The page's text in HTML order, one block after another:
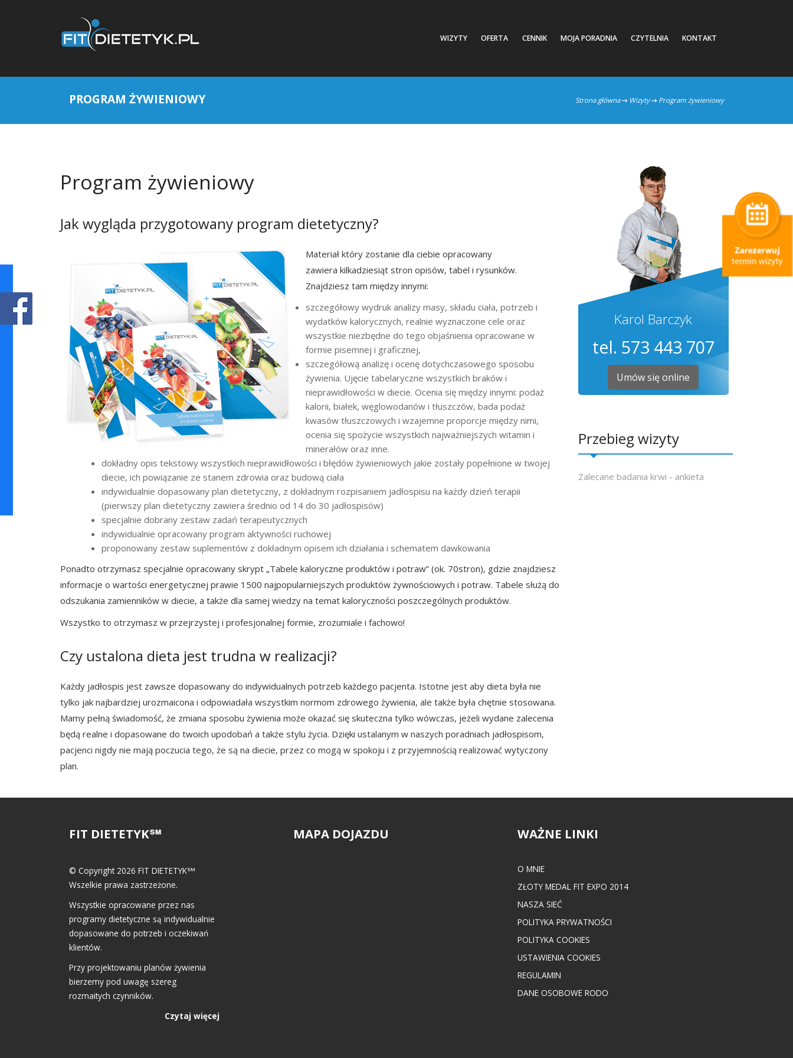
WIZYTY OFERTA CENNIK MOJA PORADNIA CZYTELNIA KONTAKT
PROGRAM ŻYWIENIOWY Strona główna Wizyty Program żywieniowy
Karol Barczyk
tel. 573 443 707
Umów się online
Przebieg wizyty
Zalecane badania krwi - ankieta
Program żywieniowy
Jak wygląda przygotowany program dietetyczny?
Materiał który zostanie dla ciebie opracowany
zawiera kilkadziesiąt stron opisów, tabel i rysunków.
Znajdziesz tam między innymi:
szczegółowy wydruk analizy masy, składu ciała, potrzeb i
wydatków kalorycznych, realnie wyznaczone cele oraz
wszystkie niezbędne do tego objaśnienia opracowane w
formie pisemnej i graficznej,
szczegółową analizę i ocenę dotychczasowego sposobu
żywienia. Ujęcie tabelaryczne wszystkich braków i
nieprawidłowości w diecie. Ocenia się między innymi: podaż
kalorii, białek, węglowodanów i tłuszczów, bada podaż
kwasów tłuszczowych i wzajemne proporcje między nimi,
ocenia się spożycie wszystkich najważniejszych witamin i
minerałów oraz inne.
dokładny opis tekstowy wszystkich nieprawidłowości i błędów żywieniowych jakie zostały popełnione w twojej
diecie, ich powiązanie ze stanem zdrowia oraz budową ciała
indywidualnie dopasowany plan dietetyczny, z dokładnym rozpisaniem jadłospisu na każdy dzień terapii
(pierwszy plan dietetyczny zawiera średnio od 14 do 30 jadłospisów)
specjalnie dobrany zestaw zadań terapeutycznych
indywidualnie opracowany program aktywności ruchowej
proponowany zestaw suplementów z dokładnym opisem ich działania i schematem dawkowania
Ponadto otrzymasz specjalnie opracowany skrypt „Tabele kaloryczne produktów i potraw” (ok. 70stron), gdzie znajdziesz
informacje o wartości energetycznej prawie 1500 najpopularniejszych produktów żywnościowych i potraw. Tabele służą do
odszukania zamienników w diecie, a także dla samej wiedzy na temat kaloryczności poszczególnych produktów.
Wszystko to otrzymasz w przejrzystej i profesjonalnej formie, zrozumiale i fachowo!
Czy ustalona dieta jest trudna w realizacji?
Każdy jadłospis jest zawsze dopasowany do indywidualnych potrzeb każdego pacjenta. Istotne jest aby dieta była nie
tylko jak najbardziej urozmaicona i odpowiadała wszystkim normom zdrowego żywienia, ale także była chętnie stosowana.
Mamy pełną świadomość, że zmiana sposobu żywienia może okazać się skuteczna tylko wówczas, jeżeli wydane zalecenia
będą realne i dopasowane do twoich upodobań a także stylu życia. Dzięki ustalanym w naszych poradniach jadłospisom,
pacjenci nigdy nie mają poczucia tego, że są na diecie, przez co mogą w spokoju i z przyjemnością realizować wytyczony
plan.
FIT DIETETYK℠
© Copyright 2026 FIT DIETETYK℠
Wszelkie prawa zastrzeżone.
Wszystkie opracowane przez nas
programy dietetyczne są indywidualnie
dopasowane do potrzeb i oczekiwań
klientów.
Przy projektowaniu planów żywienia
bierzemy pod uwagę szereg
rozmaitych czynników.
Czytaj więcej
MAPA DOJAZDU WAŻNE LINKI
O MNIE
ZŁOTY MEDAL FIT EXPO 2014
NASZA SIEĆ
POLITYKA PRYWATNOŚCI
POLITYKA COOKIES
USTAWIENIA COOKIES
REGULAMIN
DANE OSOBOWE RODO